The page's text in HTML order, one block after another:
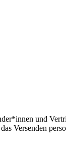
und
Versenden